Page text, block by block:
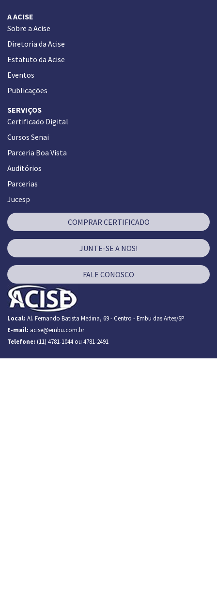
A ACISE
Sobre a Acise
Diretoria da Acise
Estatuto da Acise
Eventos
Publicações
SERVIÇOS
Certificado Digital
Cursos Senai
Parceria Boa Vista
Auditórios
Parcerias
Jucesp
COMPRAR CERTIFICADO
JUNTE-SE A NOS!
FALE CONOSCO
Local: Al. Fernando Batista Medina, 69 - Centro - Embu das Artes/SP
E-mail: acise@embu.com.br
Telefone: (11) 4781-1044 ou 4781-2491